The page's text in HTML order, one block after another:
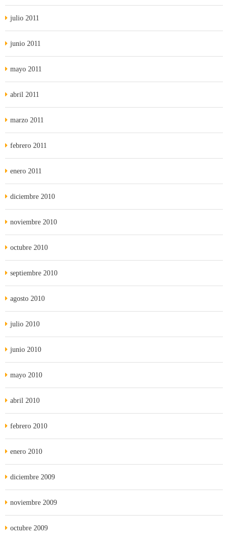
julio 2011
junio 2011
mayo 2011
abril 2011
marzo 2011
febrero 2011
enero 2011
diciembre 2010
noviembre 2010
octubre 2010
septiembre 2010
agosto 2010
julio 2010
junio 2010
mayo 2010
abril 2010
febrero 2010
enero 2010
diciembre 2009
noviembre 2009
octubre 2009